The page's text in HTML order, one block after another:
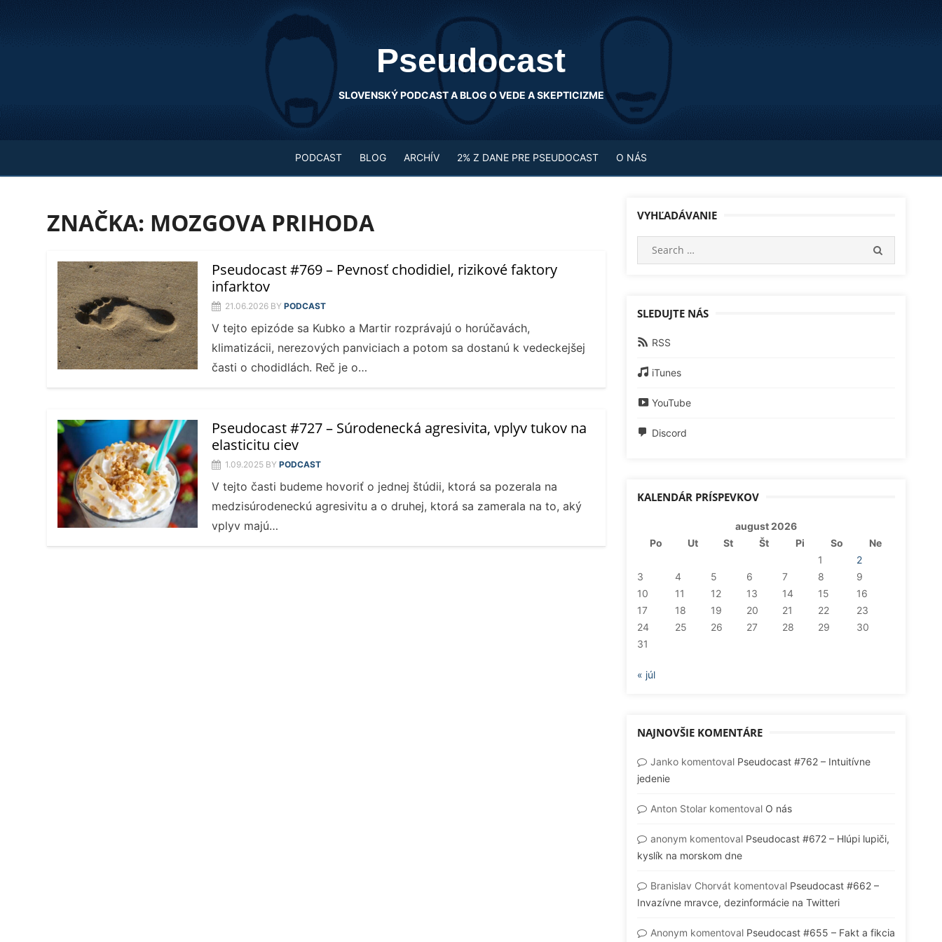
to
Pseudocast
SLOVENSKÝ PODCAST A BLOG O VEDE A SKEPTICIZME
PODCAST BLOG ARCHÍV 2% Z DANE PRE PSEUDOCAST O NÁS
ZNAČKA: MOZGOVA PRIHODA
Pseudocast #769 – Pevnosť chodidiel, rizikové faktory
infarktov
21.06.2026 BY PODCAST
V tejto epizóde sa Kubko a Martir rozprávajú o horúčavách,
klimatizácii, nerezových panviciach a potom sa dostanú k vedeckejšej
časti o chodidlách. Reč je o…
Pseudocast #727 – Súrodenecká agresivita, vplyv tukov na
elasticitu ciev
1.09.2025 BY PODCAST
V tejto časti budeme hovoriť o jednej štúdii, ktorá sa pozerala na
medzisúrodeneckú agresivitu a o druhej, ktorá sa zamerala na to, aký
vplyv majú…
VYHĽADÁVANIE
SLEDUJTE NÁS
RSS
iTunes
YouTube
Discord
KALENDÁR PRÍSPEVKOV
august 2026
Po
Ut St Št Pi So
Ne
1
2
3
4 5 6 7 8
9
10
11 12 13 14 15
16
17
18 19 20 21 22
23
24
25 26 27 28 29
30
31
« júl
NAJNOVŠIE KOMENTÁRE
Jankokomentoval Pseudocast #762 – Intuitívne
jedenie
Anton Stolarkomentoval O nás
anonym komentoval Pseudocast #672 – Hlúpi lupiči,
kyslík na morskom dne
Branislav Chorvátkomentoval Pseudocast #662 –
Invazívne mravce, dezinformácie na Twitteri
Anonym komentoval Pseudocast #655 – Fakt a fikcia